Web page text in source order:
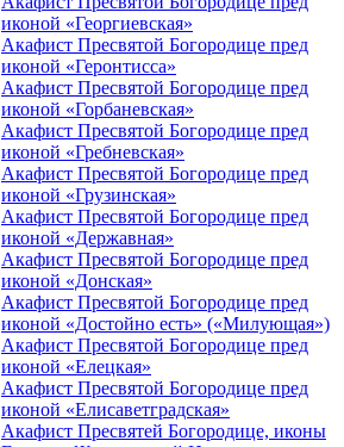
иконой «Георгиевская»
Акафист Пресвятой Богородице пред
иконой «Геронтисса»
Акафист Пресвятой Богородице пред
иконой «Горбаневская»
Акафист Пресвятой Богородице пред
иконой «Гребневская»
Акафист Пресвятой Богородице пред
иконой «Грузинская»
Акафист Пресвятой Богородице пред
иконой «Державная»
Акафист Пресвятой Богородице пред
иконой «Донская»
Акафист Пресвятой Богородице пред
иконой «Достойно есть» («Милующая»)
Акафист Пресвятой Богородице пред
иконой «Елецкая»
Акафист Пресвятой Богородице пред
иконой «Елисаветградская»
Акафист Пресвятей Богородице, иконы